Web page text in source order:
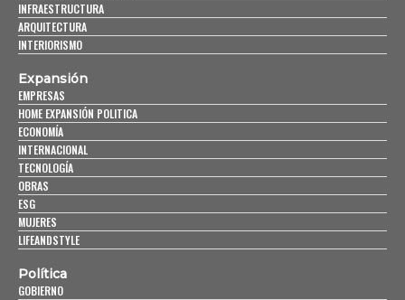
INFRAESTRUCTURA
ARQUITECTURA
INTERIORISMO
Expansión
EMPRESAS
HOME EXPANSIÓN POLITICA
ECONOMÍA
INTERNACIONAL
TECNOLOGÍA
OBRAS
ESG
MUJERES
LIFEANDSTYLE
Política
GOBIERNO